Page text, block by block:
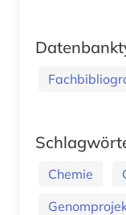
Chemie